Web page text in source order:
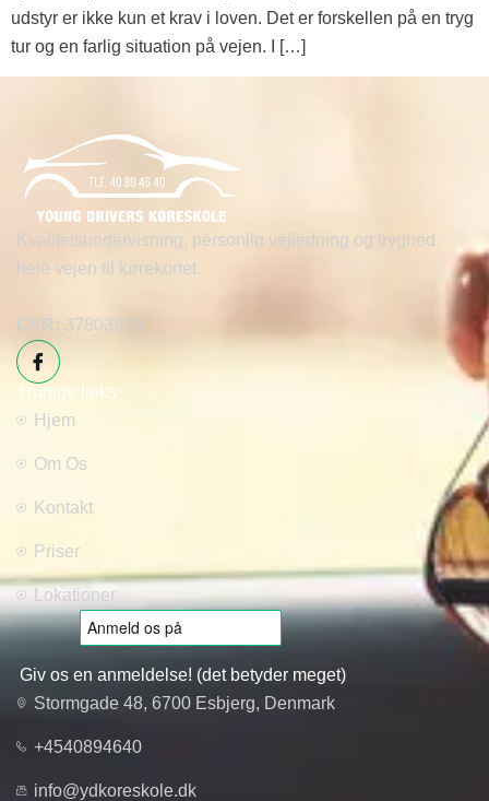
udstyr er ikke kun et krav i loven. Det er forskellen på en tryg
tur og en farlig situation på vejen. I […]
Kvalitetsundervisning, personlig vejledning og tryghed
hele vejen til kørekortet.
CVR: 37803626
Hurtige links
Hjem
Om Os
Kontakt
Priser
Lokationer
Giv os en anmeldelse! (det betyder meget)
Stormgade 48, 6700 Esbjerg, Denmark
+4540894640
info@ydkoreskole.dk